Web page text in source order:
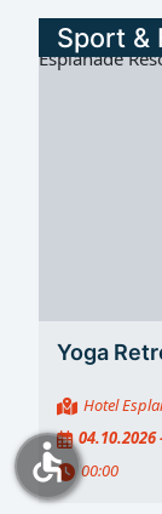
Sport &
Yoga
Hotel
04.10.2026
00:00
accessible